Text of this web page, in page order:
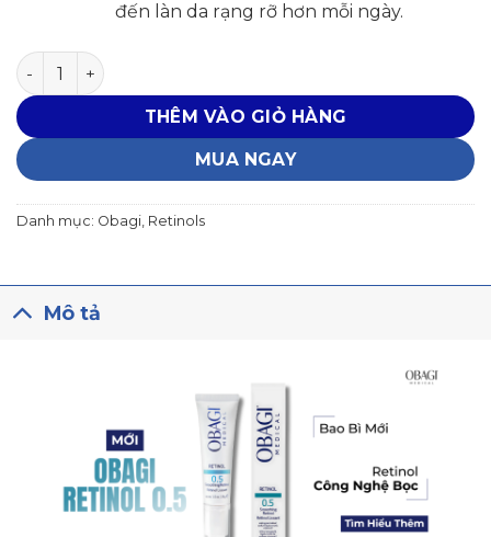
đến làn da rạng rỡ hơn mỗi ngày.
Kem dưỡng trẻ hóa da, giảm nếp nhăn Obagi Retinol
THÊM VÀO GIỎ HÀNG
MUA NGAY
Danh mục: Obagi, Retinols
Mô tả